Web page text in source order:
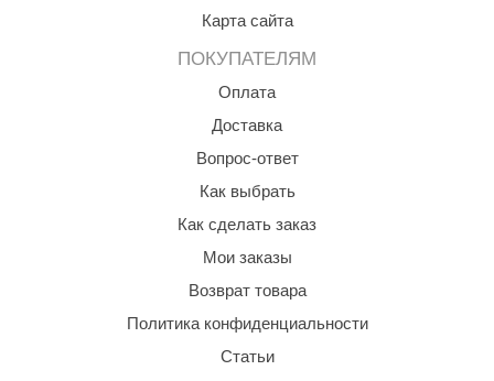
Карта сайта
ПОКУПАТЕЛЯМ
Оплата
Доставка
Вопрос-ответ
Как выбрать
Как сделать заказ
Мои заказы
Возврат товара
Политика конфиденциальности
Статьи